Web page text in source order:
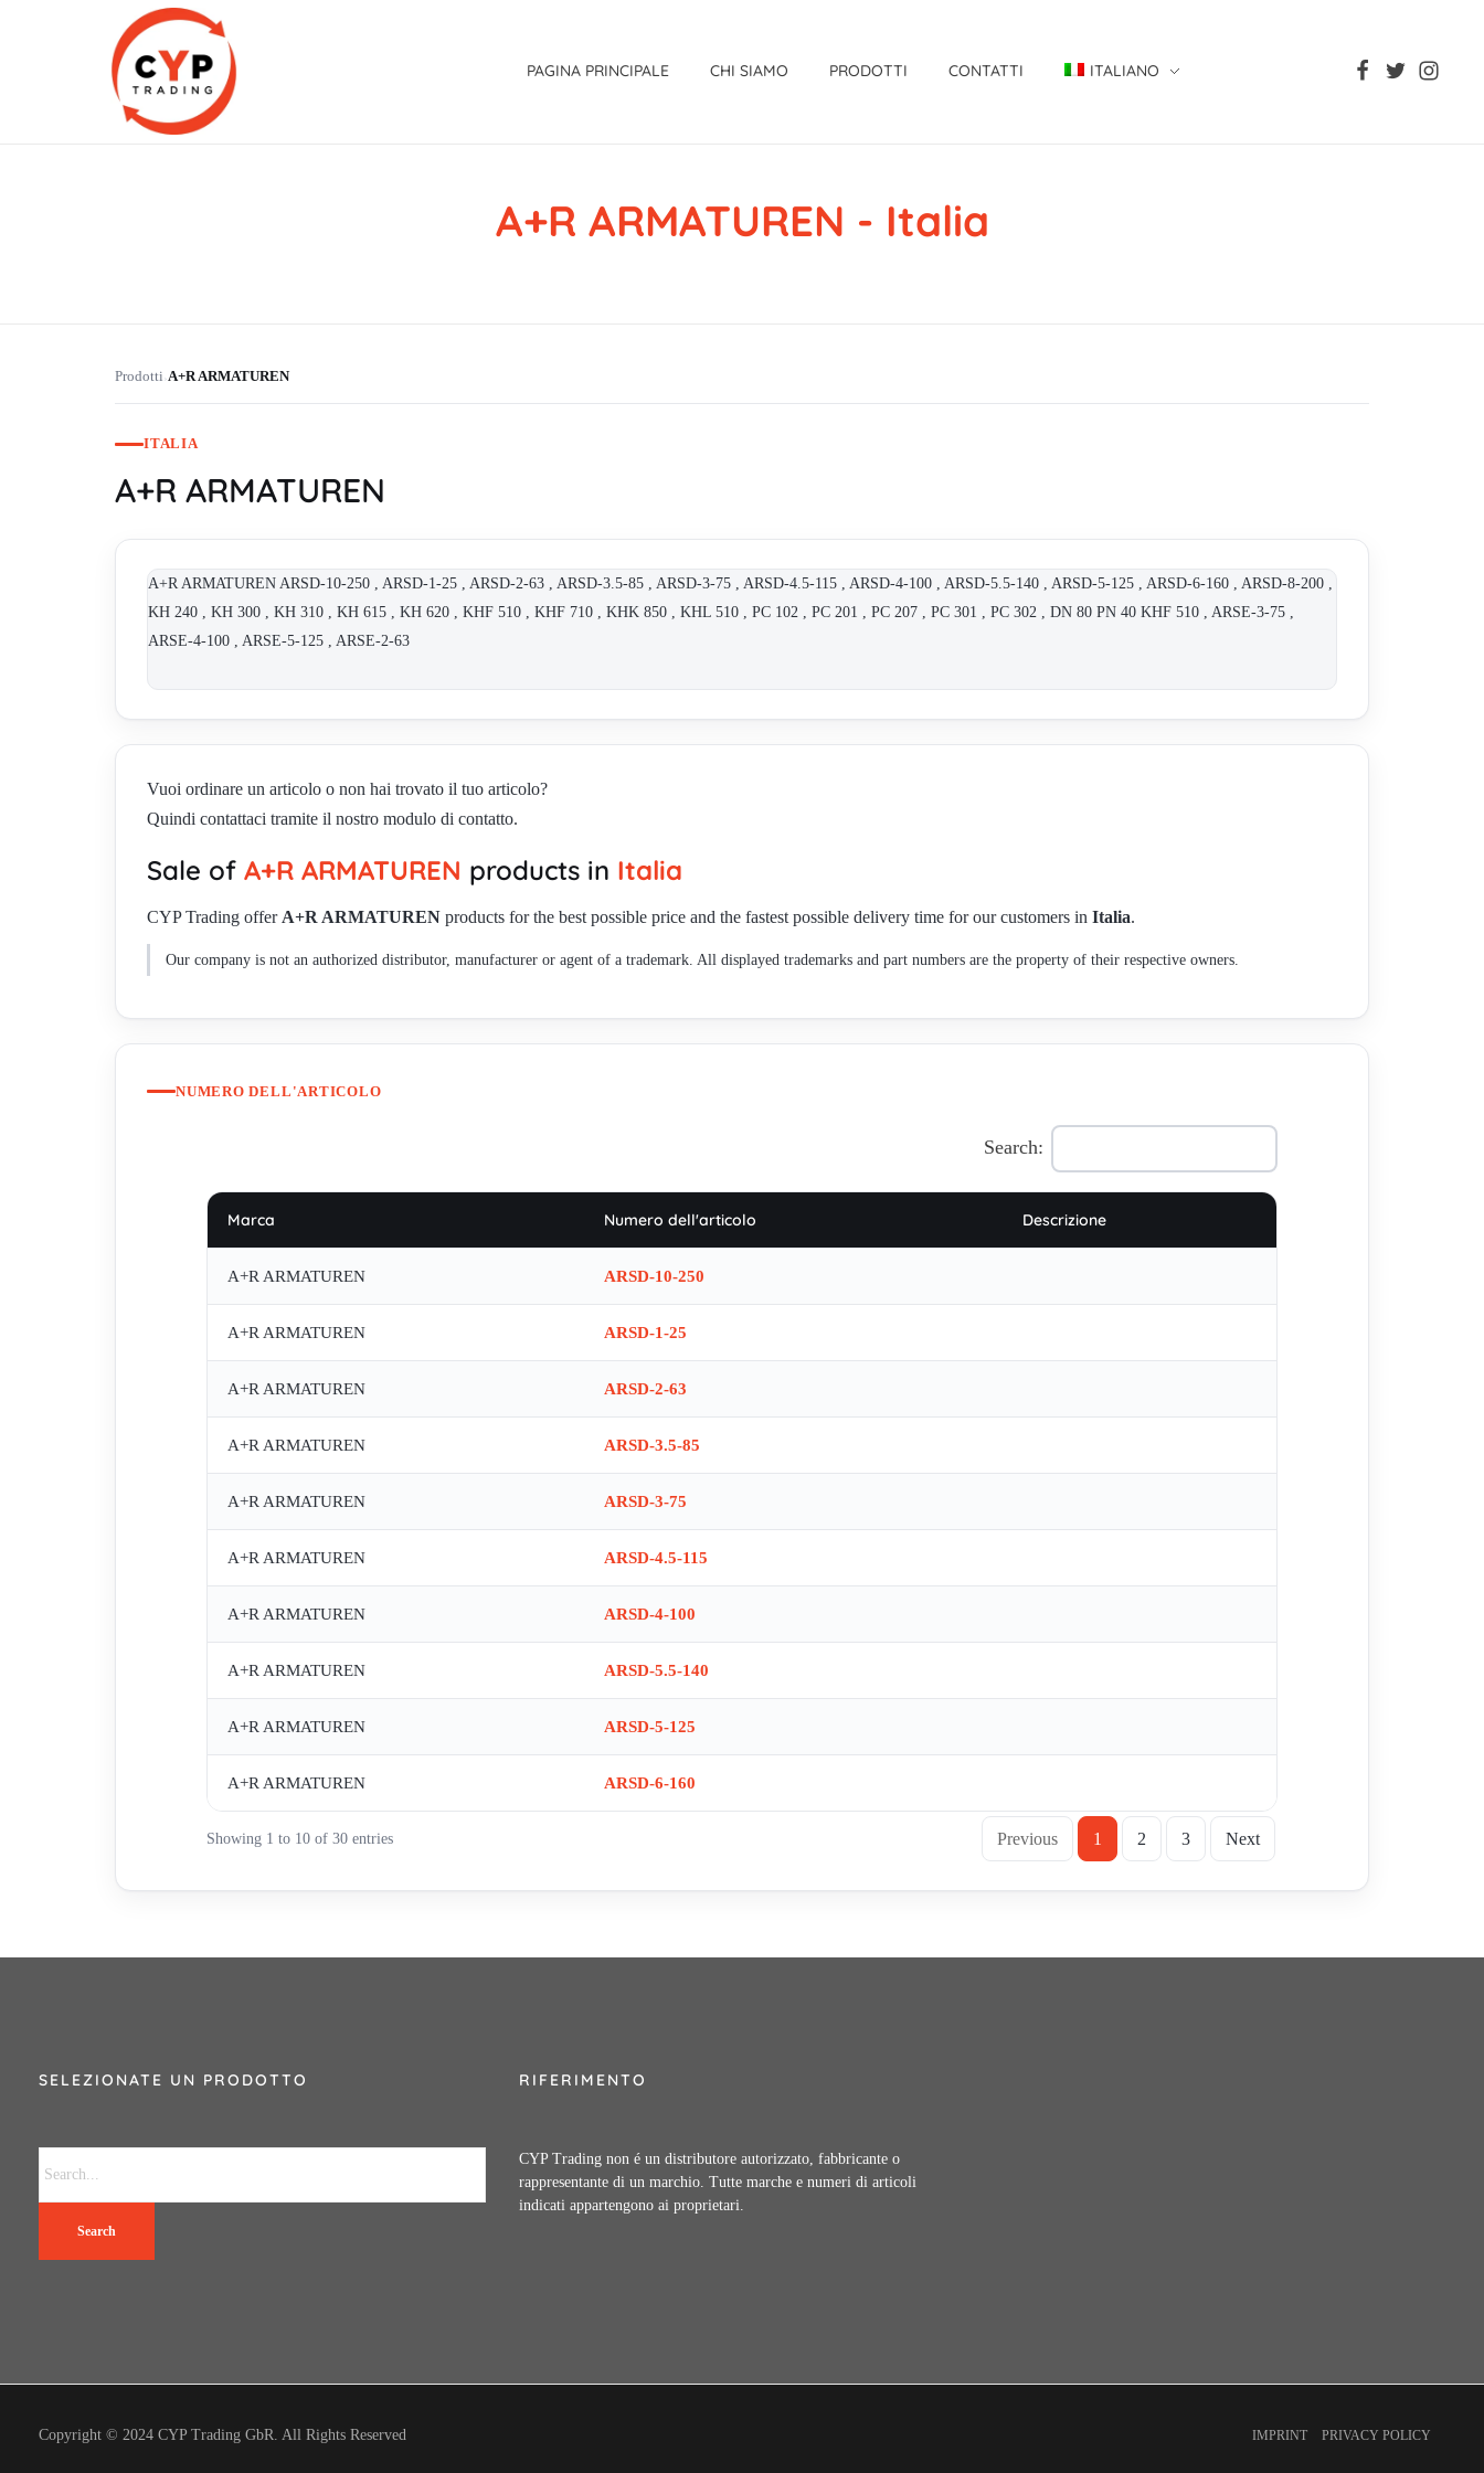
PAGINA PRINCIPALE CHI SIAMO PRODOTTI CONTATTI ITALIANO
A+R ARMATUREN - Italia
Prodotti›A+R ARMATUREN
ITALIA
A+R ARMATUREN
A+R ARMATUREN ARSD-10-250 , ARSD-1-25 , ARSD-2-63 , ARSD-3.5-85 , ARSD-3-75 , ARSD-4.5-115 , ARSD-4-100 , ARSD-5.5-140 , ARSD-5-125 , ARSD-6-160 , ARSD-8-200 ,
KH 240 , KH 300 , KH 310 , KH 615 , KH 620 , KHF 510 , KHF 710 , KHK 850 , KHL 510 , PC 102 , PC 201 , PC 207 , PC 301 , PC 302 , DN 80 PN 40 KHF 510 , ARSE-3-75 ,
ARSE-4-100 , ARSE-5-125 , ARSE-2-63
Vuoi ordinare un articolo o non hai trovato il tuo articolo?
Quindi contattaci tramite il nostro modulo di contatto.
Sale of A+R ARMATUREN products in Italia
CYP Trading offer A+R ARMATUREN products for the best possible price and the fastest possible delivery time for our customers in Italia.
Our company is not an authorized distributor, manufacturer or agent of a trademark. All displayed trademarks and part numbers are the property of their respective owners.
NUMERO DELL'ARTICOLO
Search:
Marca Numero dell'articolo Descrizione
A+R ARMATUREN ARSD-10-250
A+R ARMATUREN ARSD-1-25
A+R ARMATUREN ARSD-2-63
A+R ARMATUREN ARSD-3.5-85
A+R ARMATUREN ARSD-3-75
A+R ARMATUREN ARSD-4.5-115
A+R ARMATUREN ARSD-4-100
A+R ARMATUREN ARSD-5.5-140
A+R ARMATUREN ARSD-5-125
A+R ARMATUREN ARSD-6-160
Showing 1 to 10 of 30 entries Previous 1 2 3 Next
SELEZIONATE UN PRODOTTO
Search
RIFERIMENTO
CYP Trading non é un distributore autorizzato, fabbricante o
rappresentante di un marchio. Tutte marche e numeri di articoli
indicati appartengono ai proprietari.
Copyright © 2024 CYP Trading GbR. All Rights Reserved IMPRINT PRIVACY POLICY